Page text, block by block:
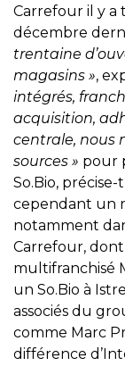
Carrefour il y a
décembre
trentaine
magasins »,
intégrés,
acquisition,
centrale, nous
sources » pour
So.Bio,
cependant un
notamment
Carrefour,
multifranchisé
un So.Bio à
associés du
comme Marc
différence